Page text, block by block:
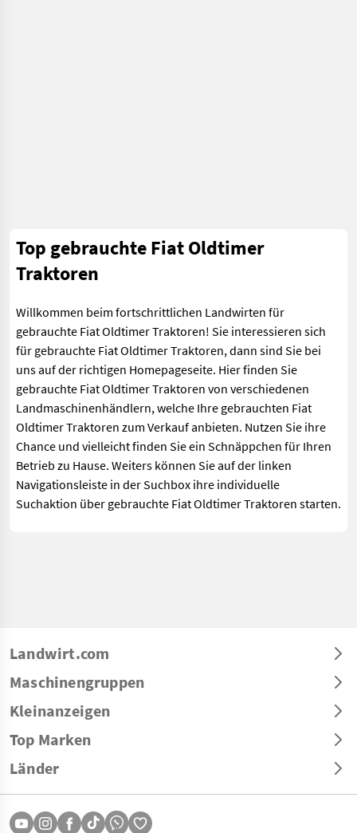
Top gebrauchte Fiat Oldtimer
Traktoren
Willkommen beim fortschrittlichen Landwirten für
gebrauchte Fiat Oldtimer Traktoren! Sie interessieren sich
für gebrauchte Fiat Oldtimer Traktoren, dann sind Sie bei
uns auf der richtigen Homepageseite. Hier finden Sie
gebrauchte Fiat Oldtimer Traktoren von verschiedenen
Landmaschinenhändlern, welche Ihre gebrauchten Fiat
Oldtimer Traktoren zum Verkauf anbieten. Nutzen Sie ihre
Chance und vielleicht finden Sie ein Schnäppchen für Ihren
Betrieb zu Hause. Weiters können Sie auf der linken
Navigationsleiste in der Suchbox ihre individuelle
Suchaktion über gebrauchte Fiat Oldtimer Traktoren starten.
Landwirt.com
Maschinengruppen
Kleinanzeigen
Top Marken
Länder